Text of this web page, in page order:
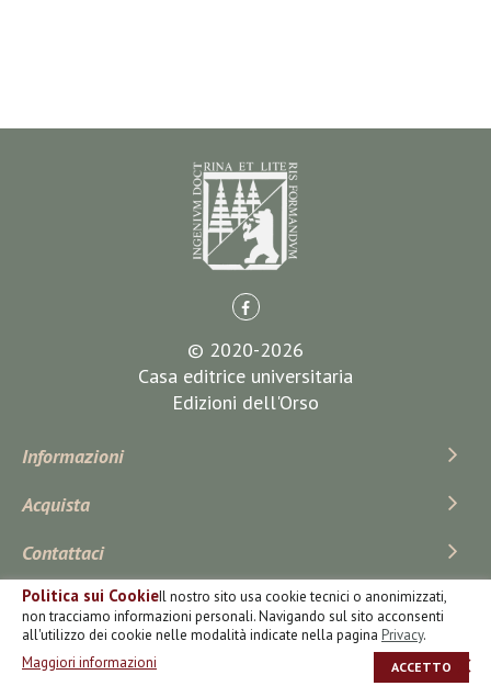
Politica sui CookieIl nostro sito usa cookie tecnici o anonimizzati,
non tracciamo informazioni personali. Navigando sul sito acconsenti
all'utilizzo dei cookie nelle modalità indicate nella pagina Privacy.
Maggiori informazioni
ACCETTO
© 2020-2026
Casa editrice universitaria
Edizioni dell'Orso
Informazioni
Acquista
Contattaci
Iscriviti Alla Newsletter